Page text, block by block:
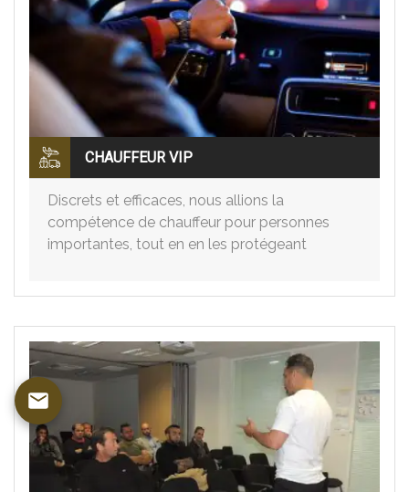
CHAUFFEUR VIP
Discrets et efficaces, nous allions la
compétence de chauffeur pour personnes
importantes, tout en en les protégeant